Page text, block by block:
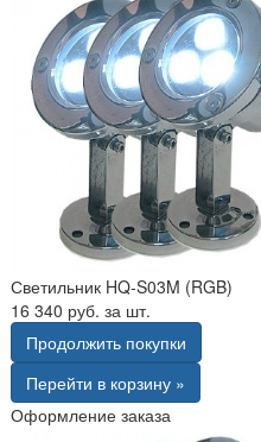
Светильник HQ-S03M (RGB)
16 340 руб. за шт.
Продолжить покупки
Перейти в корзину »
Оформление заказа